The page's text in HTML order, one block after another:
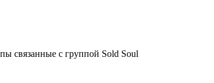
связанные с группой Sold Soul